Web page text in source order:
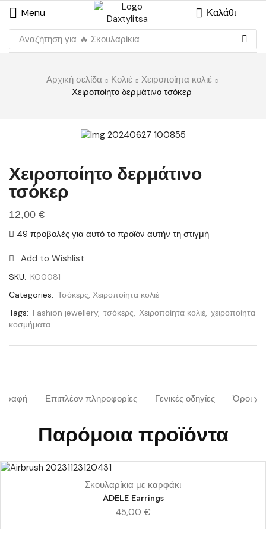
Menu Καλάθι
Αναζήτηση για 🔥 Σκουλαρίκια
Αρχική σελίδα Κολιέ
Χειροποίητα κολιέ
Χειροποίητο δερμάτινο τσόκερ
Χειροποίητο δερμάτινο
τσόκερ
12,00 €
49 προβολές για αυτό το προϊόν αυτήν τη στιγμή
Add to Wishlist
SKU: KO0081
Categories: Τσόκερς, Χειροποίητα κολιέ
Tags: Fashion jewellery, τσόκερς, Χειροποίητα κολιέ, χειροποίητα
κοσμήματα
Επιπλέον πληροφορίες Γενικές οδηγίες Όροι
Παρόμοια προϊόντα
Σκουλαρίκια με καρφάκι
ADELE Earrings
45,00 €